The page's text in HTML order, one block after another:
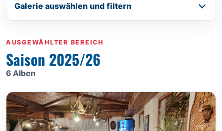
Galerie auswählen und filtern
AUSGEWÄHLTER BEREICH
Saison 2025/26
6 Alben